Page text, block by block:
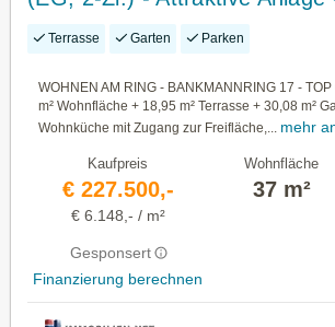
mit Garten
Terrasse Garten Parken
WOHNEN AM RING - BANKMANNRING 17 -
m² Wohnfläche + 18,95 m² Terrasse + 30,08 m²
Wohnküche mit Zugang zur Freifläche,... mehr
Kaufpreis
€ 227.500,-
€ 6.148,- / m²
Gesponsert
Finanzierung berechnen
Wohnfläche
37 m²